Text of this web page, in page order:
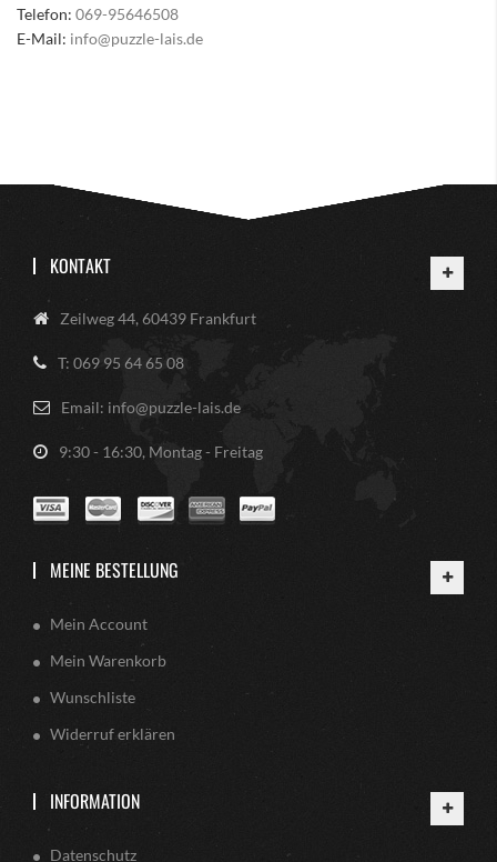
Telefon: 069-95646508
E-Mail: info@puzzle-lais.de
KONTAKT
Zeilweg 44, 60439 Frankfurt
T: 069 95 64 65 08
Email: info@puzzle-lais.de
9:30 - 16:30, Montag - Freitag
MEINE BESTELLUNG
Mein Account
Mein Warenkorb
Wunschliste
Widerruf erklären
INFORMATION
Datenschutz